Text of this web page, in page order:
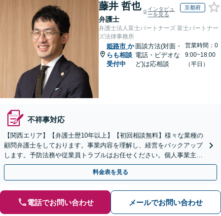
藤井 哲也
弁護士
インタビュ
ーを見る
京都府
弁護士法人富士パートナーズ 富士パートナー
ズ法律事務所
姫路市 か
らも相談
受付中
面談方法(対面・
電話・ビデオな
ど)は応相談
営業時間：0
9:00~18:00
（平日）
不祥事対応
【関西エリア】【弁護士歴10年以上】【初回相談無料】様々な業種の
顧問弁護士をしております。事業内容を理解し、経営をバックアップ
します。予防法務や従業員トラブルはお任せください。個人事業主か
らのご相談も可【休日・夜間相談可】
料金表を見る
電話でお問い合わせ メールでお問い合わせ